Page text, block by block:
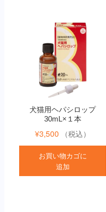
犬猫用ヘパシロップ
30mL×１本
¥3,500 （税込）
お買い物カゴに
追加